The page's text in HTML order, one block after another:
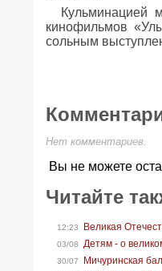
Кульминацией
кинофильмов
сольным
Нет комментариев.
Вы не можете
Читайте
12:23 Великая
03/08 Детям - о
30/07 Мичуринская